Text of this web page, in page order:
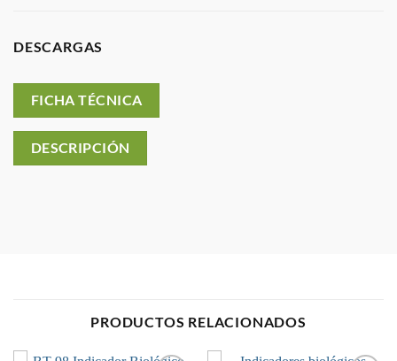
DESCARGAS
FICHA TÉCNICA
DESCRIPCIÓN
PRODUCTOS RELACIONADOS